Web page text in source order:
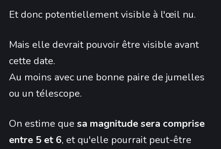
Et donc potentiellement visible à l'œil nu.
Mais elle devrait pouvoir être visible avant
cette date.
Au moins avec une bonne paire de jumelles
ou un télescope.
On estime que sa magnitude sera comprise
entre 5 et 6, et qu'elle pourrait peut-être